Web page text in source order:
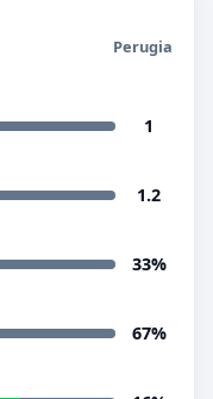
Perugia
1
1.2
33%
67%